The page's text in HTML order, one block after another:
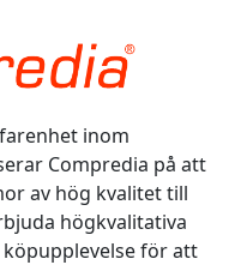
inom
Compredia på att
av hög kvalitet till
högkvalitativa
för att